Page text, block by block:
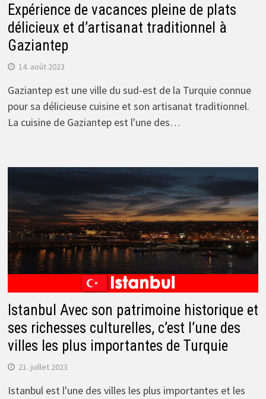
Expérience de vacances pleine de plats
délicieux et d’artisanat traditionnel à
Gaziantep
14. août 2023
Gaziantep est une ville du sud-est de la Turquie connue
pour sa délicieuse cuisine et son artisanat traditionnel.
La cuisine de Gaziantep est l'une des…
Istanbul Avec son patrimoine historique et
ses richesses culturelles, c’est l’une des
villes les plus importantes de Turquie
21. juillet 2023
Istanbul est l'une des villes les plus importantes et les